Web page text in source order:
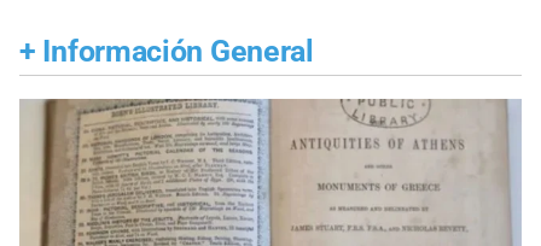
+ Información General